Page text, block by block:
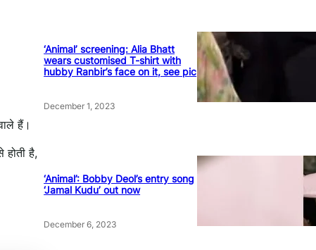
हैं।
है,
‘Animal’ screening: Alia Bhatt
wears customised T-shirt with
hubby Ranbir’s face on it, see pic
December 1, 2023
‘Animal’: Bobby Deol’s entry song
‘Jamal Kudu’ out now
December 6, 2023